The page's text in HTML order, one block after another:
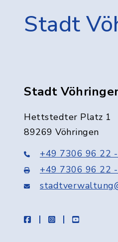
Stadt
Stadt
Hettstedter Platz 1
89269 Vöhringen
+49 7306 96 22
+49 7306 96 22
facebookinstagramyoutube